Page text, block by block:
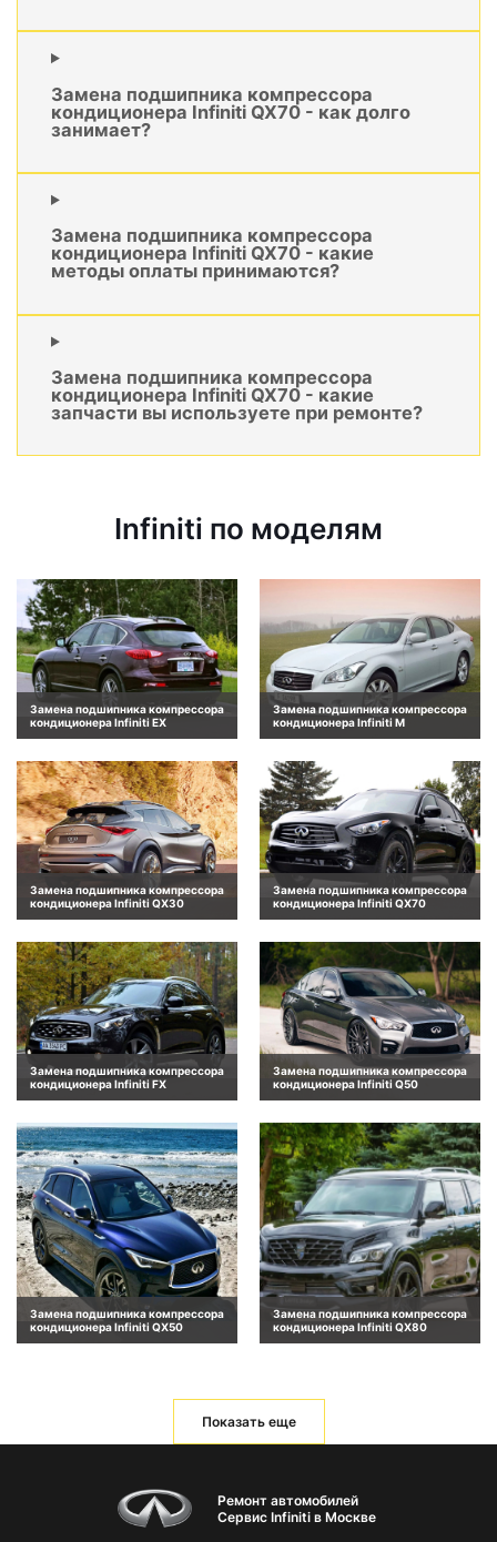
Замена подшипника компрессора
кондиционера Infiniti QX70 - как долго
занимает?
Замена подшипника компрессора
кондиционера Infiniti QX70 - какие
методы оплаты принимаются?
Замена подшипника компрессора
кондиционера Infiniti QX70 - какие
запчасти вы используете при ремонте?
Infiniti по моделям
Замена подшипника компрессора
кондиционера Infiniti EX
Замена подшипника компрессора
кондиционера Infiniti M
Замена подшипника компрессора
кондиционера Infiniti QX30
Замена подшипника компрессора
кондиционера Infiniti QX70
Замена подшипника компрессора
кондиционера Infiniti FX
Замена подшипника компрессора
кондиционера Infiniti Q50
Замена подшипника компрессора
кондиционера Infiniti QX50
Замена подшипника компрессора
кондиционера Infiniti QX80
Показать еще
Ремонт автомобилей
Сервис Infiniti в Москве